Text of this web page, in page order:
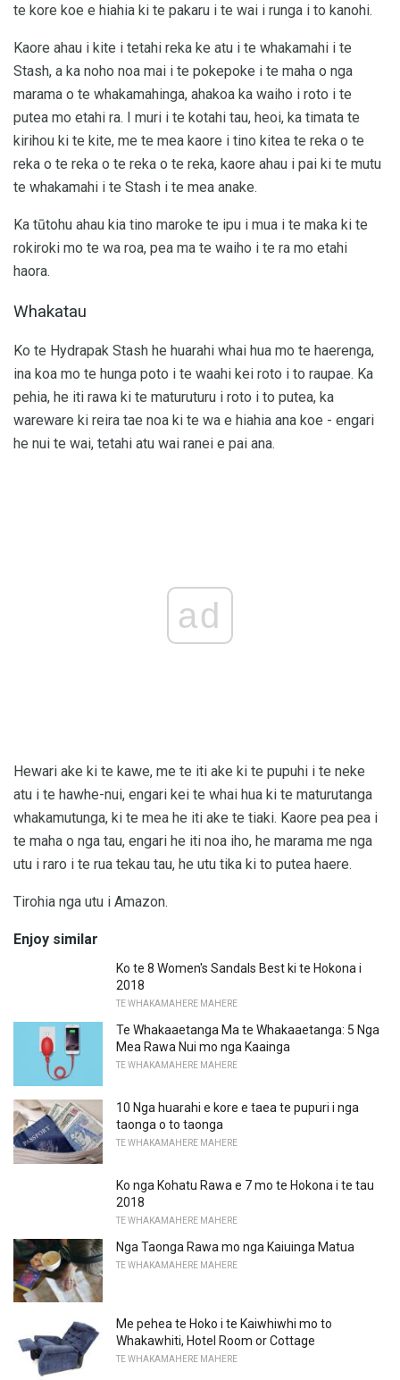
te kore koe e hiahia ki te pakaru i te wai i runga i to kanohi.
Kaore ahau i kite i tetahi reka ke atu i te whakamahi i te
Stash, a ka noho noa mai i te pokepoke i te maha o nga
marama o te whakamahinga, ahakoa ka waiho i roto i te
putea mo etahi ra. I muri i te kotahi tau, heoi, ka timata te
kirihou ki te kite, me te mea kaore i tino kitea te reka o te
reka o te reka o te reka o te reka, kaore ahau i pai ki te mutu
te whakamahi i te Stash i te mea anake.
Ka tūtohu ahau kia tino maroke te ipu i mua i te maka ki te
rokiroki mo te wa roa, pea ma te waiho i te ra mo etahi
haora.
Whakatau
Ko te Hydrapak Stash he huarahi whai hua mo te haerenga,
ina koa mo te hunga poto i te waahi kei roto i to raupae. Ka
pehia, he iti rawa ki te maturuturu i roto i to putea, ka
wareware ki reira tae noa ki te wa e hiahia ana koe - engari
he nui te wai, tetahi atu wai ranei e pai ana.
ad
Hewari ake ki te kawe, me te iti ake ki te pupuhi i te neke
atu i te hawhe-nui, engari kei te whai hua ki te maturutanga
whakamutunga, ki te mea he iti ake te tiaki. Kaore pea pea i
te maha o nga tau, engari he iti noa iho, he marama me nga
utu i raro i te rua tekau tau, he utu tika ki to putea haere.
Tirohia nga utu i Amazon.
Enjoy similar
Ko te 8 Women's Sandals Best ki te Hokona i
2018
TE WHAKAMAHERE MAHERE
Te Whakaaetanga Ma te Whakaaetanga: 5 Nga
Mea Rawa Nui mo nga Kaainga
TE WHAKAMAHERE MAHERE
10 Nga huarahi e kore e taea te pupuri i nga
taonga o to taonga
TE WHAKAMAHERE MAHERE
Ko nga Kohatu Rawa e 7 mo te Hokona i te tau
2018
TE WHAKAMAHERE MAHERE
Nga Taonga Rawa mo nga Kaiuinga Matua
TE WHAKAMAHERE MAHERE
Me pehea te Hoko i te Kaiwhiwhi mo to
Whakawhiti, Hotel Room or Cottage
TE WHAKAMAHERE MAHERE